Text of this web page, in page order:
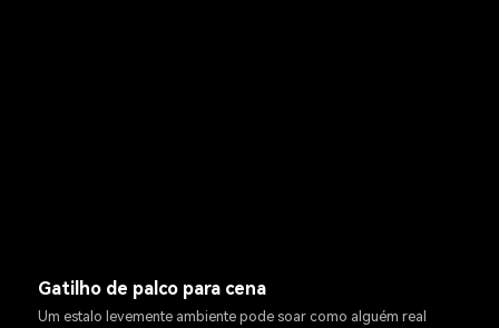
Gatilho de palco para cena
Um estalo levemente ambiente pode soar como alguém real